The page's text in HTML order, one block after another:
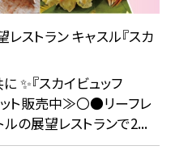
ストラン キャスル『スカ
『スカイビュッフ
ト販売中≫〇●リーフレ
の展望レストランで2...